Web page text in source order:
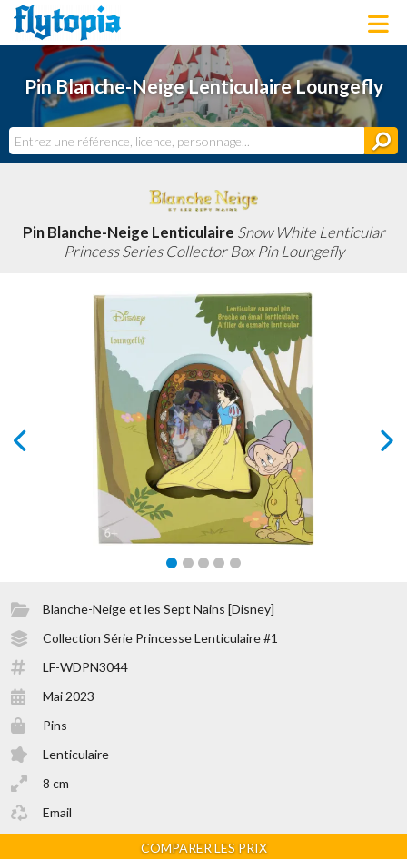
LOUNGEFLY
LICENCES
NOUVEAUTÉS
BONS PLANS
DERNIERS AJOUTS
Pin Blanche-Neige Lenticulaire Loungefly
Pin Blanche-Neige Lenticulaire Snow White Lenticular
Princess Series Collector Box Pin Loungefly
Blanche-Neige et les Sept Nains [Disney]
Collection Série Princesse Lenticulaire #1
LF-WDPN3044
Mai 2023
Pins
Lenticulaire
8 cm
Email
COMPARER LES PRIX